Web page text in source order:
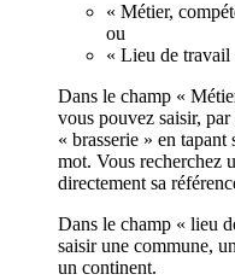
« Métier,
ou
« Lieu de travail
Dans le champ «
vous pouvez saisir,
« brasserie » en
mot. Vous recherchez
directement sa
Dans le champ « lieu
saisir une commune,
un continent.